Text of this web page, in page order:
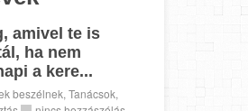
amivel te is
ha nem
a kere...
beszélnek, Tanácsok,